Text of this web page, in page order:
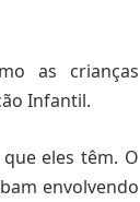
as crianças
Infantil.
eles têm. O
envolvendo